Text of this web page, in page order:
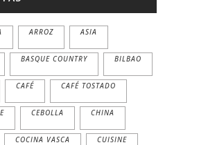
ARROZ ASIA
BASQUE COUNTRY BILBAO
CAFÉ CAFÉ TOSTADO
CEBOLLA CHINA
COCINA VASCA CUISINE